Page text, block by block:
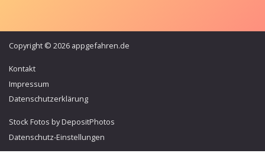
Copyright © 2026 appgefahren.de
Kontakt
Impressum
Datenschutzerklärung
Stock Fotos by DepositPhotos
Datenschutz-Einstellungen